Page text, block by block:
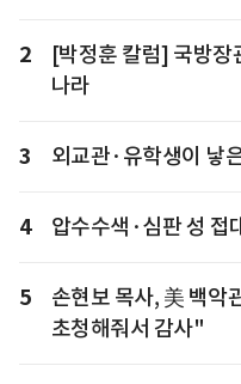
2
[박정훈 칼럼] 국방장
나라
3 외교관·유학생이 낳
4 압수수색·심판 성 접
5
손현보 목사, 美 백악
초청해줘서 감사"